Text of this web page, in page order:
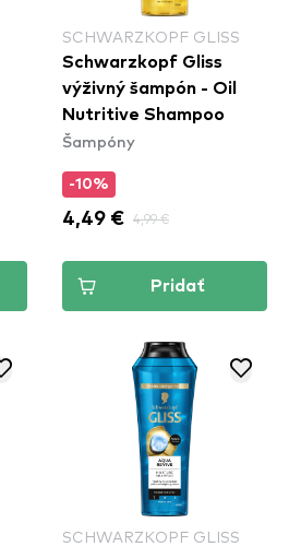
SCHWARZKOPF GLISS
Schwarzkopf Gliss
výživný šampón - Oil
Nutritive Shampoo
Šampóny
-10%
4,49 € 4,99 €
Pridať
SCHWARZKOPF GLISS